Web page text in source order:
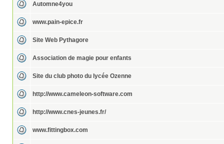
Automne4you
www.pain-epice.fr
Site Web Pythagore
Association de magie pour enfants
Site du club photo du lycée Ozenne
http://www.cameleon-software.com
http://www.cnes-jeunes.fr/
www.fittingbox.com